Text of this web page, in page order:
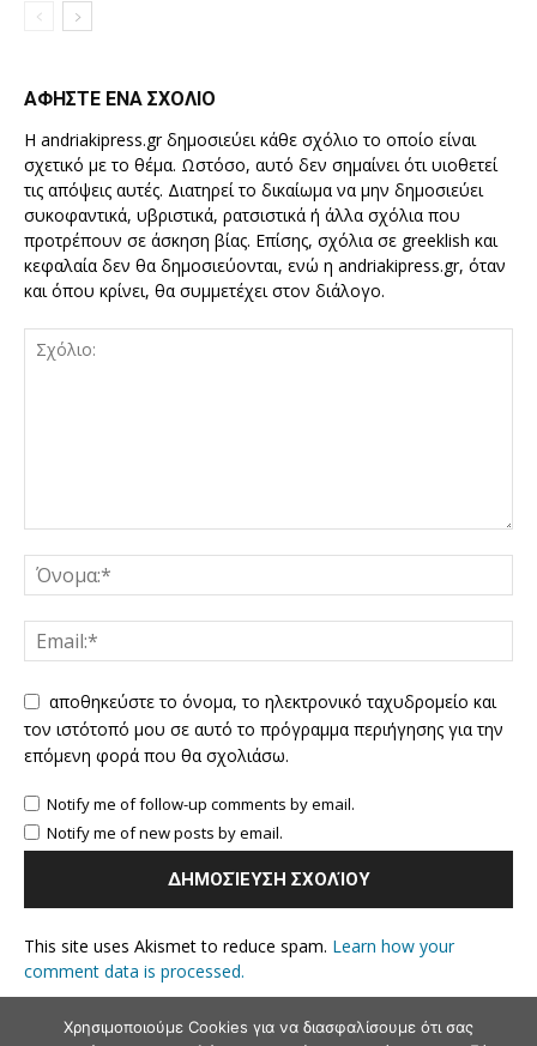
ΑΦΗΣΤΕ ΕΝΑ ΣΧΟΛΙΟ
Η andriakipress.gr δημοσιεύει κάθε σχόλιο το οποίο είναι
σχετικό με το θέμα. Ωστόσο, αυτό δεν σημαίνει ότι υιοθετεί
τις απόψεις αυτές. Διατηρεί το δικαίωμα να μην δημοσιεύει
συκοφαντικά, υβριστικά, ρατσιστικά ή άλλα σχόλια που
προτρέπουν σε άσκηση βίας. Επίσης, σχόλια σε greeklish και
κεφαλαία δεν θα δημοσιεύονται, ενώ η andriakipress.gr, όταν
και όπου κρίνει, θα συμμετέχει στον διάλογο.
αποθηκεύστε το όνομα, το ηλεκτρονικό ταχυδρομείο και
τον ιστότοπό μου σε αυτό το πρόγραμμα περιήγησης για την
επόμενη φορά που θα σχολιάσω.
Notify me of follow-up comments by email.
Notify me of new posts by email.
This site uses Akismet to reduce spam. Learn how your
comment data is processed.
Χρησιμοποιούμε Cookies για να διασφαλίσουμε ότι σας